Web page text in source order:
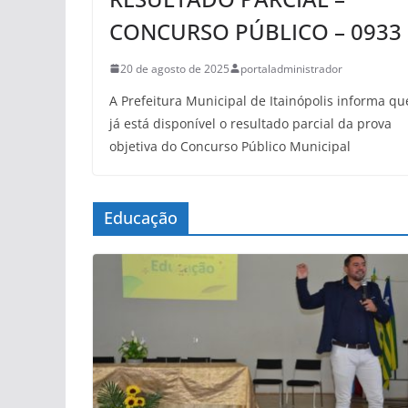
CONCURSO PÚBLICO – 0933
20 de agosto de 2025 portaladministrador
A Prefeitura Municipal de Itainópolis informa
já está disponível o resultado parcial da prova
objetiva do Concurso Público Municipal
Educação